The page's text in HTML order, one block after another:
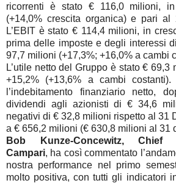
ricorrenti è stato € 116,0 milioni,
(+14,0% crescita organica) e pari al
L’EBIT è stato € 114,4 milioni, in
prima delle imposte e degli interessi
97,7 milioni (+17,3%; +16,0% a cambi
L’utile netto del Gruppo è stato € 69,3
+15,2% (+13,6% a cambi
l’indebitamento finanziario netto,
dividendi agli azionisti di € 34,6
negativi di € 32,8 milioni rispetto al 31
a € 656,2 milioni (€ 630,8 milioni al 31
Bob Kunze-Concewitz, Chief
Campari, ha così commentato
nostra performance nel primo
molto positiva, con tutti gli indicatori